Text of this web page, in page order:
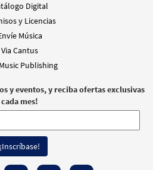
Digital
y Licencias
Música
Via Cantus
Publishing
y eventos, y reciba ofertas exclusivas
cada mes!